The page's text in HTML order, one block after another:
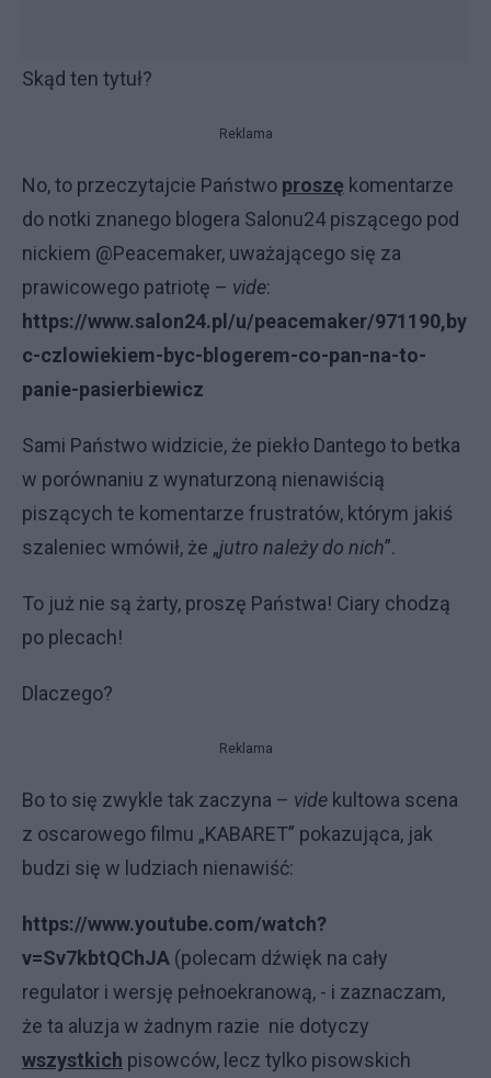
Skąd ten tytuł?
Reklama
No, to przeczytajcie Państwo proszę komentarze
do notki znanego blogera Salonu24 piszącego pod
nickiem @Peacemaker, uważającego się za
prawicowego patriotę – vide:
https://www.salon24.pl/u/peacemaker/971190,by
c-czlowiekiem-byc-blogerem-co-pan-na-to-
panie-pasierbiewicz
Sami Państwo widzicie, że piekło Dantego to betka
w porównaniu z wynaturzoną nienawiścią
piszących te komentarze frustratów, którym jakiś
szaleniec wmówił, że „jutro należy do nich”.
To już nie są żarty, proszę Państwa! Ciary chodzą
po plecach!
Dlaczego?
Reklama
Bo to się zwykle tak zaczyna – vide kultowa scena
z oscarowego filmu „KABARET” pokazująca, jak
budzi się w ludziach nienawiść:
https://www.youtube.com/watch?
v=Sv7kbtQChJA (polecam dźwięk na cały
regulator i wersję pełnoekranową, - i zaznaczam,
że ta aluzja w żadnym razie nie dotyczy
wszystkich pisowców, lecz tylko pisowskich